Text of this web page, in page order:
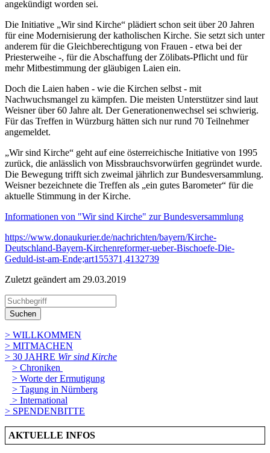
angekündigt worden sei.
Die Initiative „Wir sind Kirche“ plädiert schon seit über 20 Jahren
für eine Modernisierung der katholischen Kirche. Sie setzt sich unter
anderem für die Gleichberechtigung von Frauen - etwa bei der
Priesterweihe -, für die Abschaffung der Zölibats-Pflicht und für
mehr Mitbestimmung der gläubigen Laien ein.
Doch die Laien haben - wie die Kirchen selbst - mit
Nachwuchsmangel zu kämpfen. Die meisten Unterstützer sind laut
Weisner über 60 Jahre alt. Der Generationenwechsel sei schwierig.
Für das Treffen in Würzburg hätten sich nur rund 70 Teilnehmer
angemeldet.
„Wir sind Kirche“ geht auf eine österreichische Initiative von 1995
zurück, die anlässlich von Missbrauchsvorwürfen gegründet wurde.
Die Bewegung trifft sich zweimal jährlich zur Bundesversammlung.
Weisner bezeichnete die Treffen als „ein gutes Barometer“ für die
aktuelle Stimmung in der Kirche.
Informationen von "Wir sind Kirche" zur Bundesversammlung
https://www.donaukurier.de/nachrichten/bayern/Kirche-
Deutschland-Bayern-Kirchenreformer-ueber-Bischoefe-Die-
Geduld-ist-am-Ende;art155371,4132739
Zuletzt geändert am 29­.03.2019
Suchen
> WILLKOMMEN
> MITMACHEN
> 30 JAHRE Wir sind Kirche
> Chroniken
> Worte der Ermutigung
> Tagung in Nürnberg
> International
> SPENDENBITTE
AKTUELLE INFOS